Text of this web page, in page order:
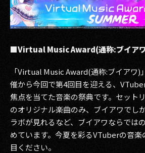
2023
2022
2021
2020
2019
2018
2017
■Virtual Music Award(通称:ブイア
「Virtual Music Award(通称:ブイアワ)
催から今回で第4回目を迎える、
焦点を当てた音楽の祭典です。セット
のオリジナル楽曲のみ、ブイアワでし
ラボが見れるなど、ブイアワならでは
めています。今夏を彩るVTuberの音
目ください。